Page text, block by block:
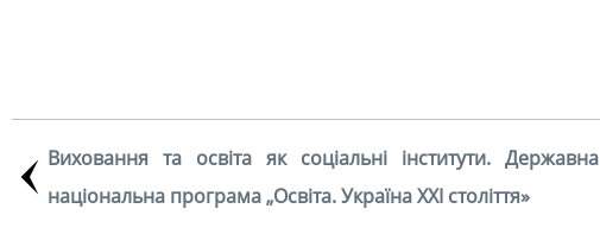
Виховання та освіта як соціальні інститути. Державна
національна програма „Освіта. Україна XXI століття»